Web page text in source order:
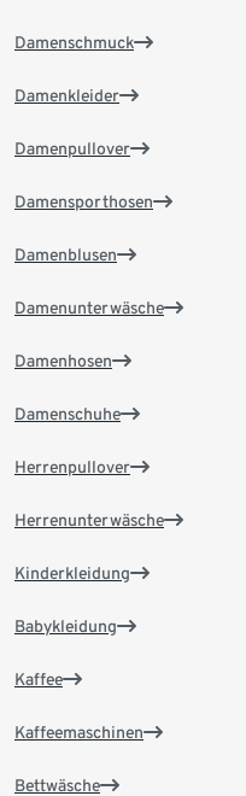
Damenschmuck
Damenkleider
Damenpullover
Damensporthosen
Damenblusen
Damenunterwäsche
Damenhosen
Damenschuhe
Herrenpullover
Herrenunterwäsche
Kinderkleidung
Babykleidung
Kaffee
Kaffeemaschinen
Bettwäsche